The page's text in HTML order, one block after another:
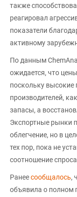
также
реагировал
показатели
активному
По данным
ожидается, что
поскольку
производителей,
запасы, а
Экспортные рынки
облегчение, но в
тех пор, пока не
соотношение
Ранеесообщалось,
объявила о полном